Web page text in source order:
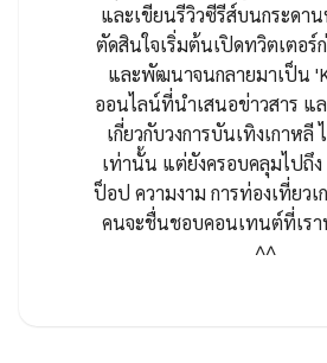
และเขียนรีวิวซีรีส์บนกระดา
ตัดสินใจเริ่มต้นเปิดทวิตเตอร์
และพัฒนาจนกลายมาเป็น
ออนไลน์ที่นำเสนอข่าวสาร แ
เกี่ยวกับวงการบันเทิงเกาหลี
เท่านั้น แต่ยังครอบคลุมไปถึ
ป็อป ความงาม การท่องเที่ยวเ
คนจะชื่นชอบคอนเทนต์ที่เรา
^^